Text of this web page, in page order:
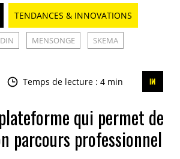
TENDANCES & INNOVATIONS
MENSONGE SKEMA
Temps de lecture : 4 min
qui permet de
parcours professionnel